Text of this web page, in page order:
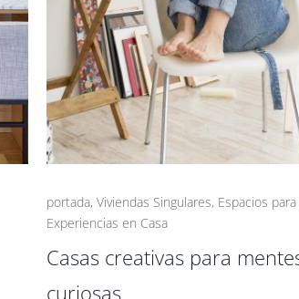
portada,Viviendas Singulares, Espacios
Experiencias en Casa
Casas creativas para
curiosas